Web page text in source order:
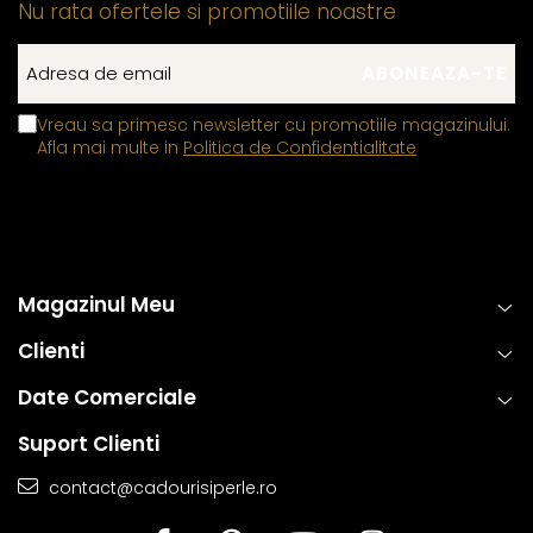
Nu rata ofertele si promotiile noastre
Vreau sa primesc newsletter cu promotiile magazinului.
Afla mai multe in Politica de Confidentialitate
Magazinul Meu
Clienti
Date Comerciale
Suport Clienti
contact@cadourisiperle.ro